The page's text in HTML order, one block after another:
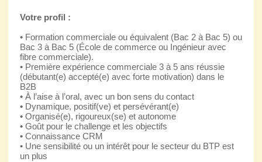
Votre profil :
• Formation commerciale ou équivalent (Bac 2 à Bac 5) ou
Bac 3 à Bac 5 (École de commerce ou Ingénieur avec
fibre commerciale).
• Première expérience commerciale 3 à 5 ans réussie
(débutant(e) accepté(e) avec forte motivation) dans le
B2B
• À l’aise à l’oral, avec un bon sens du contact
• Dynamique, positif(ve) et persévérant(e)
• Organisé(e), rigoureux(se) et autonome
• Goût pour le challenge et les objectifs
• Connaissance CRM
• Une sensibilité ou un intérêt pour le secteur du BTP est
un plus